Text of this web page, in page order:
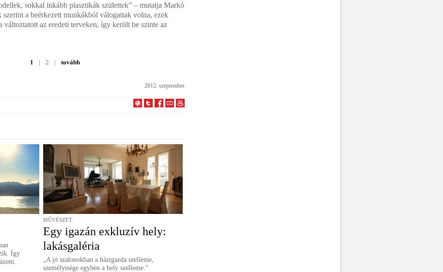
sokkal inkább plasztikák születtek” – mutatja Markó
a beérkezett munkákból válogattak volna, ezek
változtatott az eredeti terveken, így került be szinte az
1 | 2 | tovább
2012. szeptember
Így
MŰVÉSZET
Egy igazán exkluzív hely:
lakásgaléria
„A jó szalonokban a házigazda szelleme,
személyisége egyben a hely szelleme.”